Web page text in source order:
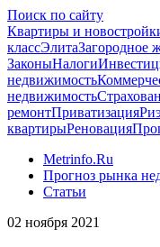
Поиск по сайту
Квартиры и
классЭлитаЗагородное
ЗаконыНалоги
недвижимость
недвижимость
ремонтПриватизация
квартирыРеновация
Metrinfo.Ru
Прогноз рынка
Статьи
02 ноября 2021